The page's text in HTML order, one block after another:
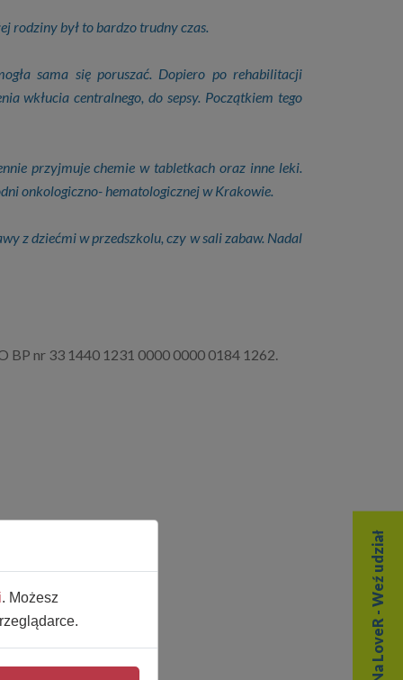
. Możesz
rodziny był to bardzo trudny czas.
sama się poruszać. Dopiero po rehabilitacji
wkłucia centralnego, do sepsy. Początkiem tego
przyjmuje chemie w tabletkach oraz inne leki.
onkologiczno- hematologicznej w Krakowie.
z dziećmi w przedszkolu, czy w sali zabaw. Nadal
BP nr 33 1440 1231 0000 0000 0184 1262.
Czas Na LoveR - Weź udział